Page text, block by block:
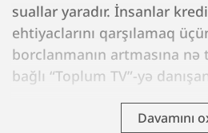
suallar yaradır. İnsanlar
ehtiyaclarını qarşılamaq
borclanmanın artmasına
bağlı “Toplum TV”-yə
Davamını